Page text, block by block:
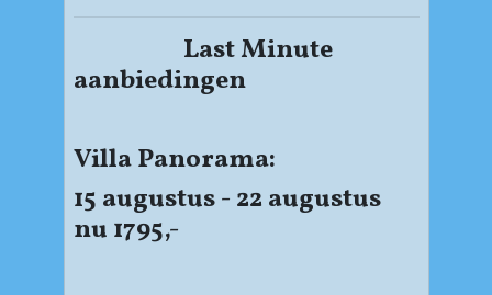
Last Minute
aanbiedingen
Villa Panorama:
15 augustus - 22 augustus
nu 1795,-